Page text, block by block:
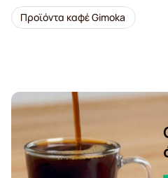
Προϊόντα καφέ Gimoka